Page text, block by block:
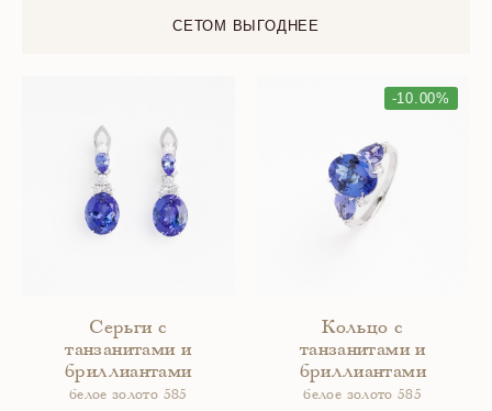
СЕТОМ ВЫГОДНЕЕ
Серьги с
танзанитами и
бриллиантами
белое золото 585
-10.00%
Кольцо с
танзанитами и
бриллиантами
белое золото 585